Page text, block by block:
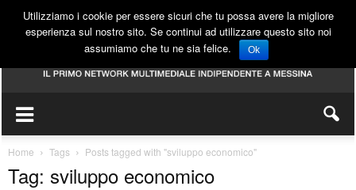
Home Tags Posts tagged with "sviluppo economico"
Tag: sviluppo economico
Utilizziamo i cookie per essere sicuri che tu possa avere la migliore
esperienza sul nostro sito. Se continui ad utilizzare questo sito noi
assumiamo che tu ne sia felice.
Ok